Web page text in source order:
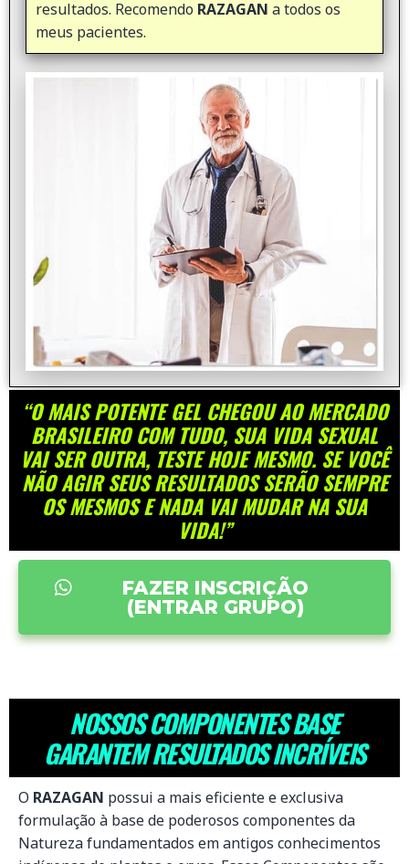
resultados. Recomendo RAZAGAN a todos os
meus pacientes.
“O MAIS POTENTE GEL CHEGOU AO MERCADO
BRASILEIRO COM TUDO, SUA VIDA SEXUAL
VAI SER OUTRA, TESTE HOJE MESMO. SE VOCÊ
NÃO AGIR SEUS RESULTADOS SERÃO SEMPRE
OS MESMOS E NADA VAI MUDAR NA SUA
VIDA!”
FAZER INSCRIÇÃO
(ENTRAR GRUPO)
NOSSOS COMPONENTES BASE
GARANTEM RESULTADOS INCRÍVEIS
O RAZAGAN possui a mais eficiente e exclusiva
formulação à base de poderosos componentes da
Natureza fundamentados em antigos conhecimentos